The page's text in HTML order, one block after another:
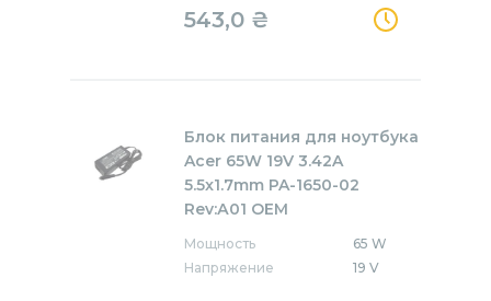
543,0 ₴
Блок питания для ноутбука
Acer 65W 19V 3.42A
5.5x1.7mm PA-1650-02
Rev:А01 OEM
Мощность
65 W
Напряжение
19 V